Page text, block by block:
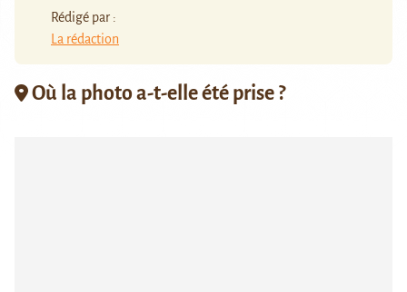
Rédigé par :
La rédaction
Où la photo a-t-elle été prise ?